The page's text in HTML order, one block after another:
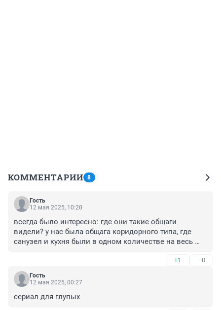
КОММЕНТАРИИ 8
Гость
12 мая 2025, 10:20
всегда было интересно: где они такие общаги
видели? у нас была общага коридорного типа, где
санузел и кухня были в одном количестве на весь
+1 –0
Гость
12 мая 2025, 00:27
сериал для глупых